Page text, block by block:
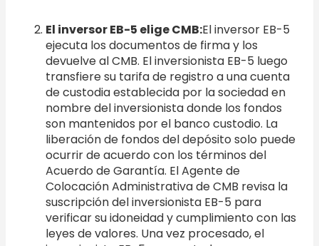
El inversor EB-5 elige CMB:El inversor EB-5
ejecuta los documentos de firma y los
devuelve al CMB. El inversionista EB-5 luego
transfiere su tarifa de registro a una cuenta
de custodia establecida por la sociedad en
nombre del inversionista donde los fondos
son mantenidos por el banco custodio. La
liberación de fondos del depósito solo puede
ocurrir de acuerdo con los términos del
Acuerdo de Garantía. El Agente de
Colocación Administrativa de CMB revisa la
suscripción del inversionista EB-5 para
verificar su idoneidad y cumplimiento con las
leyes de valores. Una vez procesado, el